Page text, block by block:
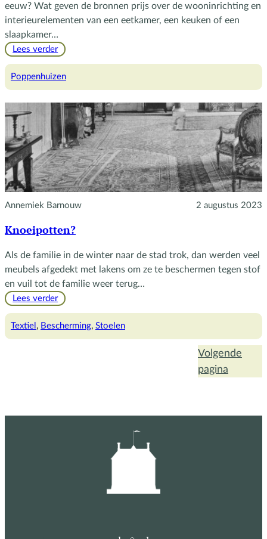
eeuw? Wat geven de bronnen prijs over de wooninrichting en
interieurelementen van een eetkamer, een keuken of een
slaapkamer…
Lees verder:
een
Poppenhuizen
Annemiek Barnouw 2 augustus 2023
Knoeipotten?
Als de familie in de winter naar de stad trok, dan werden veel
meubels afgedekt met lakens om ze te beschermen tegen stof
en vuil tot de familie weer terug…
Lees verder:
Textiel , Bescherming, Stoelen
Volgende
pagina